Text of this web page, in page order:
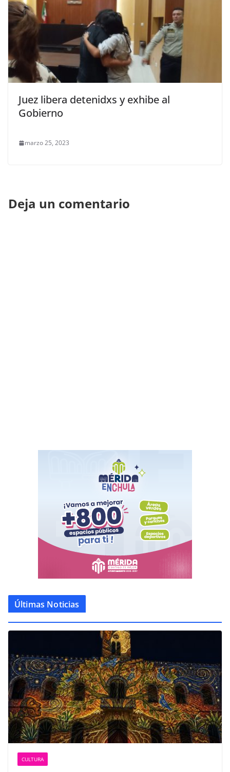
Juez libera detenidxs y exhibe al
Gobierno
marzo 25, 2023
Deja un comentario
Últimas Noticias
CULTURA